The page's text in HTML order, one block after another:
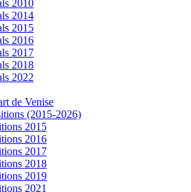
2010
2014
2015
2016
2017
2018
2022
de Venise
(2015-2026)
2015
2016
2017
2018
2019
2021